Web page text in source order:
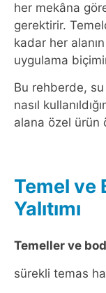
her mekâna
gerektirir.
kadar her
uygulama
Bu rehberde, su
nasıl
alana özel ürün
Temel ve
Yalıtımı
Temeller ve
sürekli temas